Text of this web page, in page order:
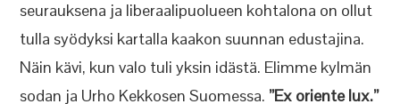
seurauksena ja liberaalipuolueen kohtalona on ollut
tulla syödyksi kartalla kaakon suunnan edustajina.
Näin kävi, kun valo tuli yksin idästä. Elimme kylmän
sodan ja Urho Kekkosen Suomessa. ”Ex oriente lux.”